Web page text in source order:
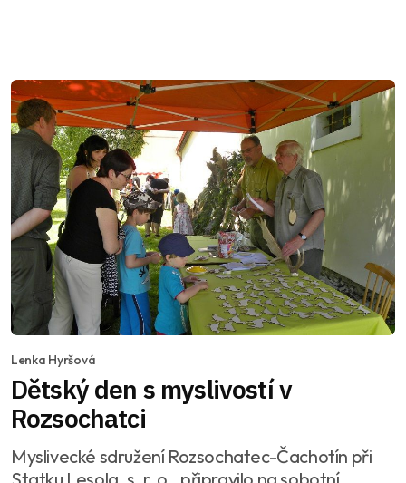
Lenka Hyršová
Dětský den s myslivostí v
Rozsochatci
Myslivecké sdružení Rozsochatec-Čachotín při